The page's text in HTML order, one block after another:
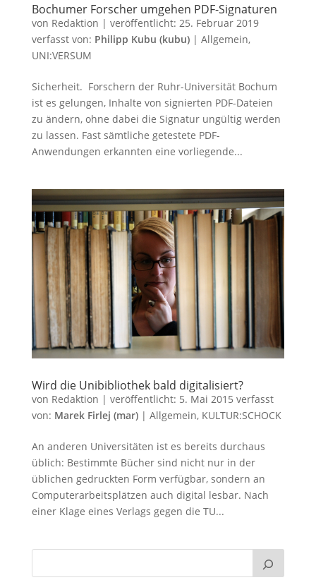
Bochumer Forscher umgehen PDF-Signaturen
von Redaktion | veröffentlicht: 25. Februar 2019
verfasst von: Philipp Kubu (kubu)| Allgemein,
UNI:VERSUM
Sicherheit. Forschern der Ruhr-Universität Bochum
ist es gelungen, Inhalte von signierten PDF-Dateien
zu ändern, ohne dabei die Signatur ungültig werden
zu lassen. Fast sämtliche getestete PDF-
Anwendungen erkannten eine vorliegende...
Wird die Unibibliothek bald digitalisiert?
von Redaktion | veröffentlicht: 5. Mai 2015 verfasst
von: Marek Firlej (mar)| Allgemein, KULTUR:SCHOCK
An anderen Universitäten ist es bereits durchaus
üblich: Bestimmte Bücher sind nicht nur in der
üblichen gedruckten Form verfügbar, sondern an
Computerarbeitsplätzen auch digital lesbar. Nach
einer Klage eines Verlags gegen die TU...